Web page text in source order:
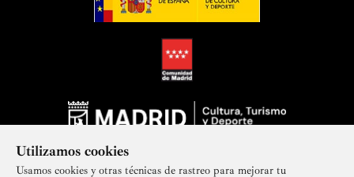
Utilizamos cookies
Usamos cookies y otras técnicas de rastreo para mejorar tu